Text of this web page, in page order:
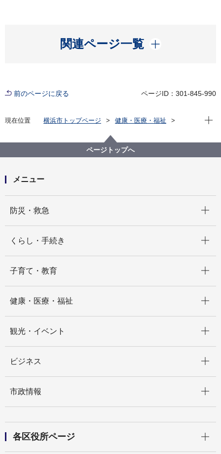
関連ページ一覧
開く
前のページに戻る ページID：301-845-990
現在位置 横浜市トップページ
健康・医療・福祉
障害者差別解消法への対応
精神障害
（障害者差別事例17）精神障害 役所の窓口等
現在
ページトップへ
メニュー
防災・救急
くらし・手続き
子育て・教育
健康・医療・福祉
観光・イベント
ビジネス
市政情報
各区役所ページ